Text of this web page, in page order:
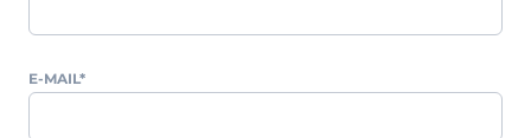
E-MAIL*